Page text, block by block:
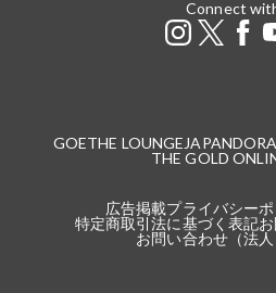
Connect
GOETHE LOUNGE
THE GOLD
広告掲載プライバシー
特定商取引法に基づく表記
お問い合わせ（法